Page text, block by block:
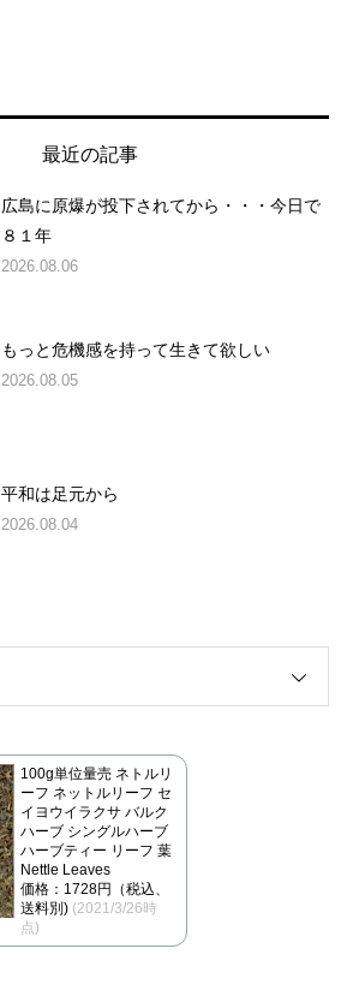
最近の記事
広島に原爆が投下されてから・・・今日で
８１年
2026.08.06
もっと危機感を持って生きて欲しい
2026.08.05
平和は足元から
2026.08.04
100g単位量売 ネトルリ
ーフ ネットルリーフ セ
イヨウイラクサ バルク
ハーブ シングルハーブ
ハーブティー リーフ 葉
Nettle Leaves
価格：1728円（税込、
送料別) (2021/3/26時
点)